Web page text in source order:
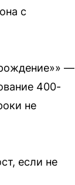
с
—
400-
не
если не